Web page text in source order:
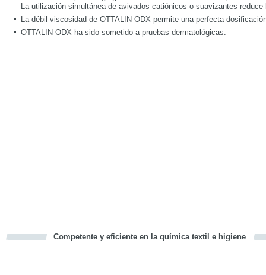
La utilización simultánea de avivados catiónicos o suavizantes
La débil viscosidad de OTTALIN ODX permite una perfecta
OTTALIN ODX ha sido sometido a pruebas dermatológicas.
Competente y eficiente en la química textil e higiene